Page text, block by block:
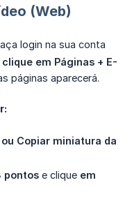
(Web)
login na sua conta
clique em Páginas + E-
páginas aparecerá.
Copiar miniatura da
pontos e clique em